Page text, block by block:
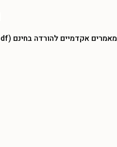
מאמרים אקדמיים להורדה בחינם (pdf)